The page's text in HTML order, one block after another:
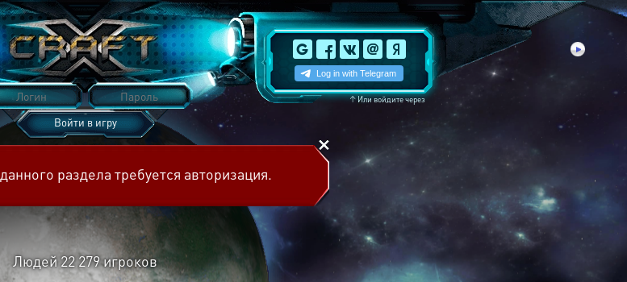
↑Или войдите через
Войти в игру
раздела требуется авторизация.
Людей 22 279игроков